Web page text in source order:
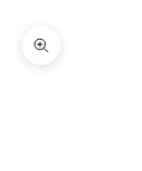
Zooma